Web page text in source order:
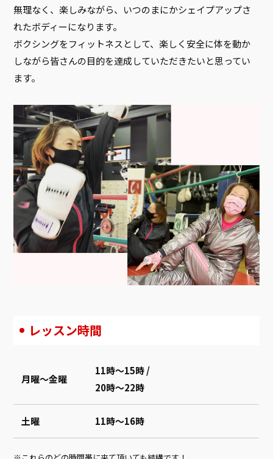
無理なく、楽しみながら、いつのまにかシェイプアップさ
れたボディーになります。
ボクシングをフィットネスとして、楽しく安全に体を動か
しながら皆さんの目的を達成していただきたいと思ってい
ます。
レッスン時間
月曜～金曜
11時～15時/
20時～22時
土曜 11時～16時